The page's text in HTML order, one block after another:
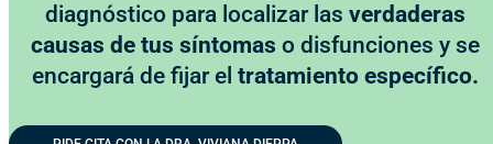
diagnóstico para localizar las verdaderas
causas de tus síntomas o disfunciones y se
encargará de fijar el tratamiento específico.